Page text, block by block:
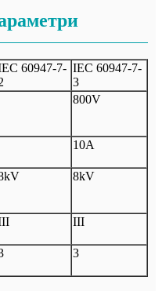
60947-7- IEC 60947-7-
3
800V
10А
8kV
III
3